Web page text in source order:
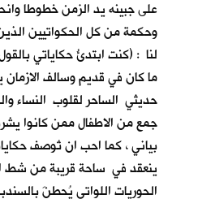
على جبينه يد الزمن خطوطا
وحكمة من كل الحكواتيين
لنا : (كنت ابتدئُ حكاياتي
ما كان في قديم وسالف
حديثي الساحر لقلوب النساء
جمع من الاطفال ممن كانوا
بياني ، كما احب ان تُوصف
ينعقد في ساحة قريبة من شط
الحوريات اللواتي يُحطنَ